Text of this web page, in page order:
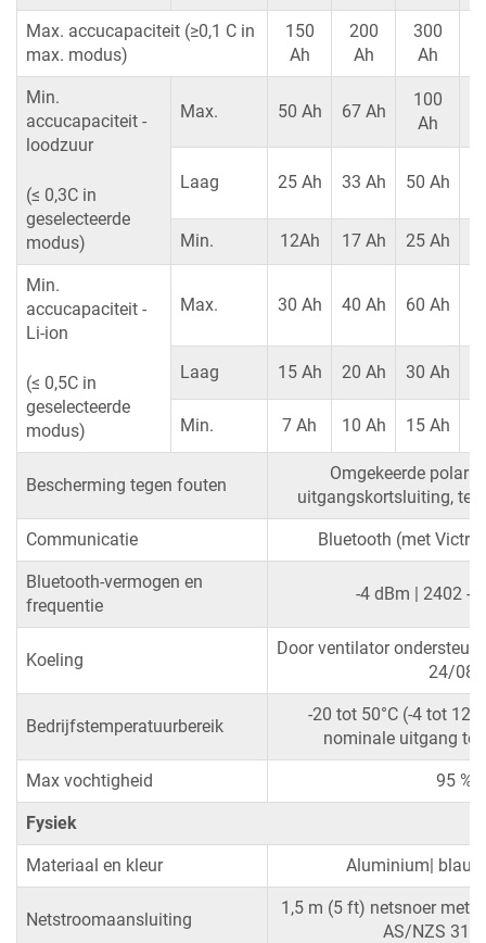
Max. accucapaciteit (≥0,1 C in
max. modus)
150
Ah
200
Ah
300
Ah
Min.
accucapaciteit -
loodzuur
(≤ 0,3C in
geselecteerde
modus)
Max. 50 Ah 67 Ah
100
Ah
Laag 25 Ah 33 Ah 50 Ah
Min. 12Ah 17 Ah 25 Ah
Min.
accucapaciteit -
Li-ion
(≤ 0,5C in
geselecteerde
modus)
Max. 30 Ah 40 Ah 60 Ah
Laag 15 Ah 20 Ah 30 Ah
Min. 7 Ah 10 Ah 15 Ah
Bescherming tegen fouten
Omgekeerde
uitgangskortsluiting, te
Communicatie Bluetooth (met
Bluetooth-vermogen en
frequentie
-4 dBm | 2402 -
Koeling
Door ventilator
24/08)
Bedrijfstemperatuurbereik
-20 tot 50°C (-4 tot
nominale uitgang tot
Max vochtigheid 95 %
Fysiek
Materiaal en kleur Aluminium|
Netstroomaansluiting
1,5 m (5 ft) netsnoer met
AS/NZS